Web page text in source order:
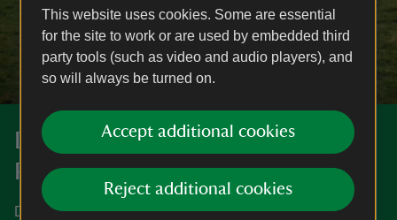
This website uses cookies. Some are essential
for the site to work or are used by embedded third
party tools (such as video and audio players), and
so will always be turned on.
Accept additional cookies
Reject additional cookies
Darganfyddwch fwy am Fynydd
Pen-y-fâl a Dyffryn Wysg
Dysgwch sut i gyrraedd Mynydd Pen-y-fâl a Dyffryn Wysg,